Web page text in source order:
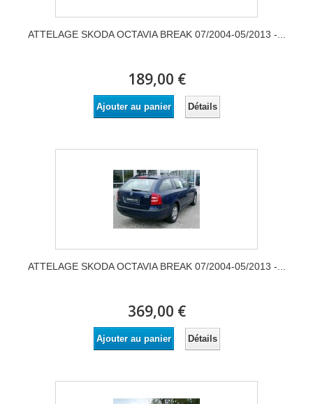
ATTELAGE SKODA OCTAVIA BREAK 07/2004-05/2013 -...
189,00 €
Ajouter au panier Détails
ATTELAGE SKODA OCTAVIA BREAK 07/2004-05/2013 -...
369,00 €
Ajouter au panier Détails